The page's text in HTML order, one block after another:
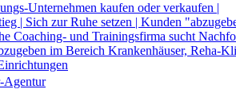
Unternehmen kaufen oder verkaufen |
| Sich zur Ruhe setzen | Kunden
Coaching- und Trainingsfirma sucht
im Bereich Krankenhäuser, Reha-
Agentur